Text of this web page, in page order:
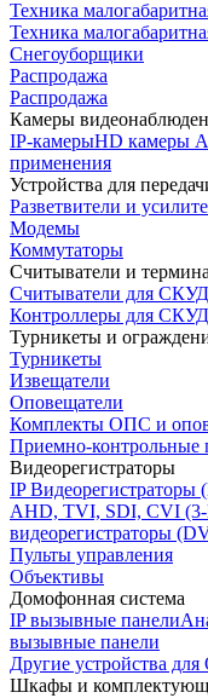
Техника
Техника
Снегоуборщики
Распродажа
Распродажа
Камеры
IP-камерыHD камеры
применения
Устройства для
Разветвители и
Модемы
Коммутаторы
Считыватели и
Считыватели для СКУД
Контроллеры для СКУД
Турникеты и
Турникеты
Извещатели
Оповещатели
Комплекты ОПС и
Приемно-контрольные
Видеорегистраторы
IP
AHD, TVI, SDI, CVI
видеорегистраторы
Пульты управления
Объективы
Домофонная система
IP вызывные панели
вызывные панели
Другие устройства
Шкафы и